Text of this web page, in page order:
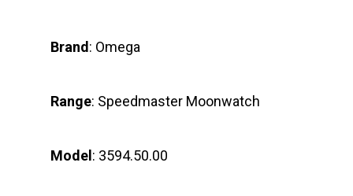
Brand : Omega
Range: Speedmaster Moonwatch
Model : 3594.50.00